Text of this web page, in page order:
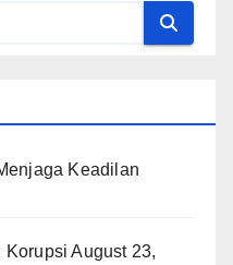
Keadilan
Korupsi August 23,